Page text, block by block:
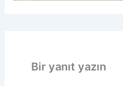
Bir yanıt yazın